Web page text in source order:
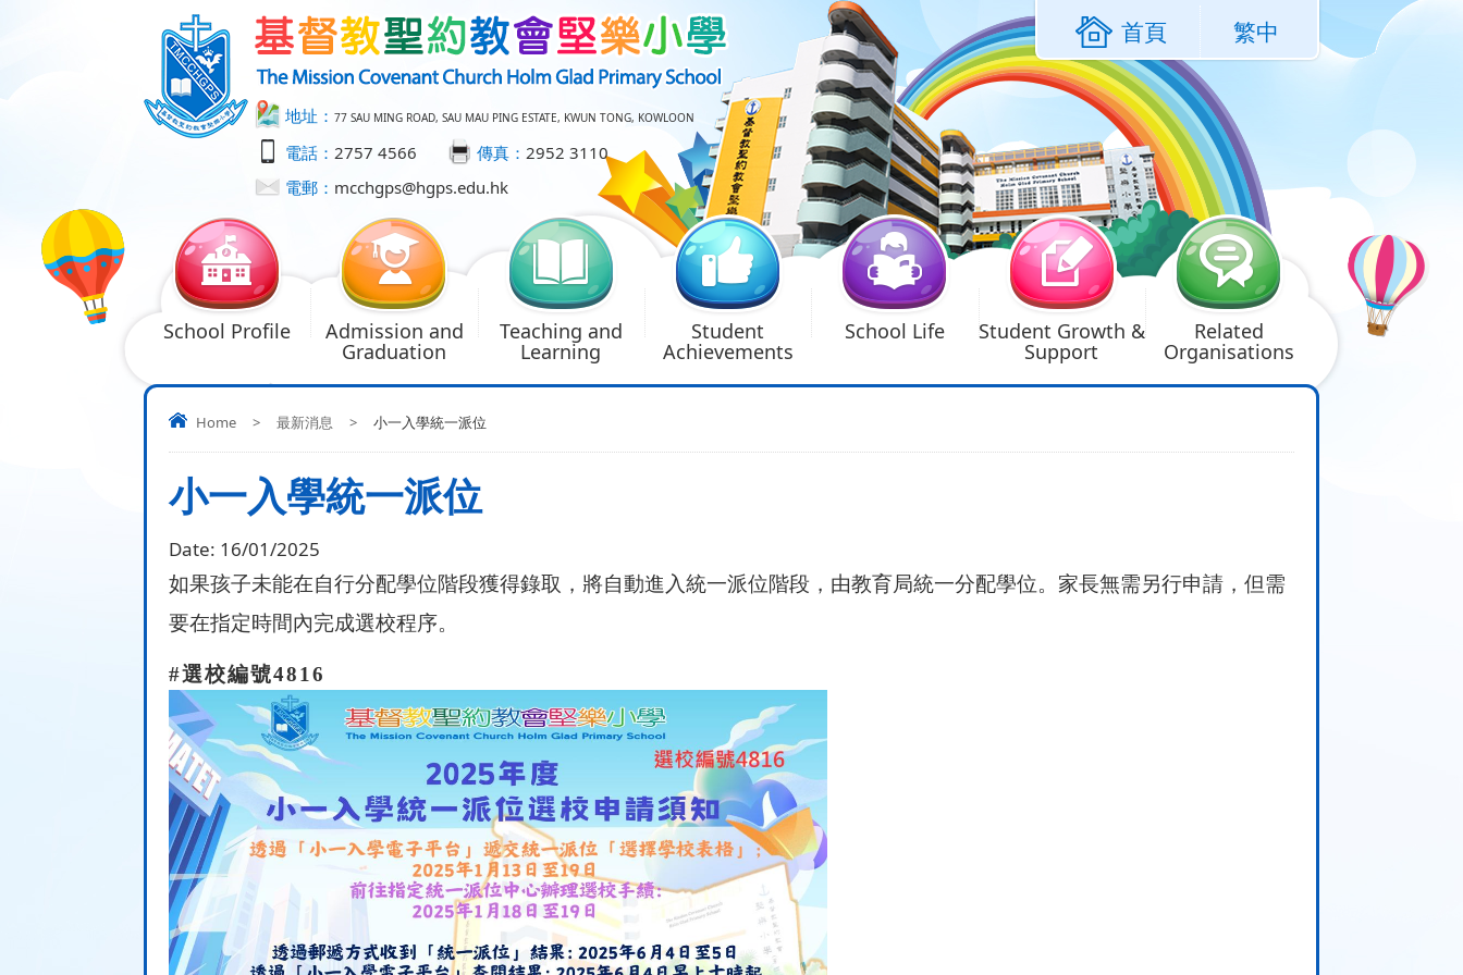
地址： 77 SAU MING ROAD, SAU MAU PING ESTATE, KWUN TONG, KOWLOON
電話： 2757 4566 傳真： 2952 3110
電郵： mcchgps@hgps.edu.hk
首頁 繁中
School Profile Admission and
Graduation
Teaching and
Learning
Student
Achievements
School Life Student Growth &
Support
Related
Organisations
Home > 最新消息 > 小一入學統一派位
小一入學統一派位
Date: 16/01/2025
如果孩子未能在自行分配學位階段獲得錄取，將自動進入統一派位階段，由教育局統一分配學位。家長無需另行申請，但需
要在指定時間內完成選校程序。
#選校編號4816